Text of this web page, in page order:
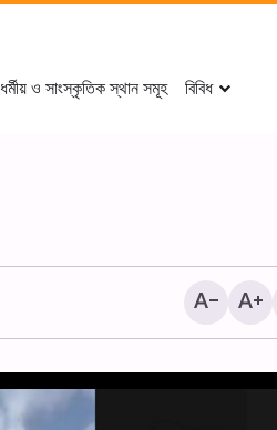
ধর্মীয় ও সাংস্কৃতিক স্থান সমূহ বিবিধ
‘ ইমাম রেযা (আ.)-এর খাদেমদের